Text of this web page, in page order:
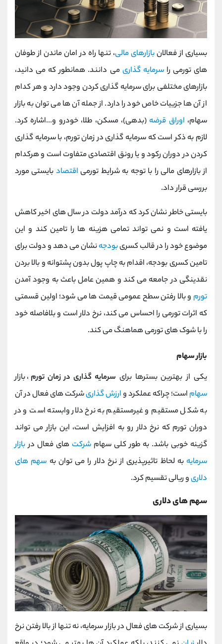
بسیاری از فعالانبازارهای مالی، تنها راه در امان ماندن از طوفان
های تورمی راسرمایه گذاری می دانند. همانطور که می دانید،
بازارهای مختلفی برای سرمایه گذاری کردن وجود دارد و هر کدام
از آن ها جزییات خاص خود را دارد. از جمله آن ها می توان به بازار
سهام، اوراق قرضه (بدهی)، مسکن، طلا، خودرو و...اشاره کرد.
لازم به ذکر است که سرمایه گذاری در زمان تورم، با سرمایه گذاری
کردن در دوران رکود و یا رونق اقتصادی متفاوت است و هرکدام
از بازارهای مالی را با توجه به شرایط تورمی اقتصاد بایستی مورد
بررسی قرار داد.
بایستی خاطر نشان کرد که درآمد دولت در سال های اخیر کاهش
یافته است و نمی تواند تمامی هزینه ها را تامین کند و این
موضوع خود را در قالب کسریبودجهنشان می دهد و دولت برای
تامین کسری بودجه، اقدام به چاپ پول بدون پشتوانه و بالا بردن
نقدینگی در جامعه می کند و همین عامل باعث به وجود آمدن
تورم و بالا رفتن سطح عمومی قیمت ها می شود؛ اولین قسمتی
که اثرات تورمی را احساس می کند، نرخ دلار است و بلافاصله خود
را با شوک های تورمی هماهنگ می کند.
بازار سهام
یکی از بهترین بسترها برای سرمایه گذاری در زمان تورم ، بازار
سهام است؛ چراکه عملکرد وارزش گذاریشرکت های فعال در آن
به شکل مستقیم و غیرمستقیم به نرخ دلار وابسته است و در
دوران تورم که نرخ دلار رو به افزایش است، این بازار می تواند
گزینه خوبی باشد. به طور کلی سهام شرکت های فعال دربازار
سرمایه به لحاظ تاثیرپذیری از نرخ دلار را می توان به سهم های
دلاریو ریالی تقسیم کرد.
سهم های دلاری
بسیاری از شرکت های فعال در بازار سرمایه، نه تنها از بالا رفتن نرخ